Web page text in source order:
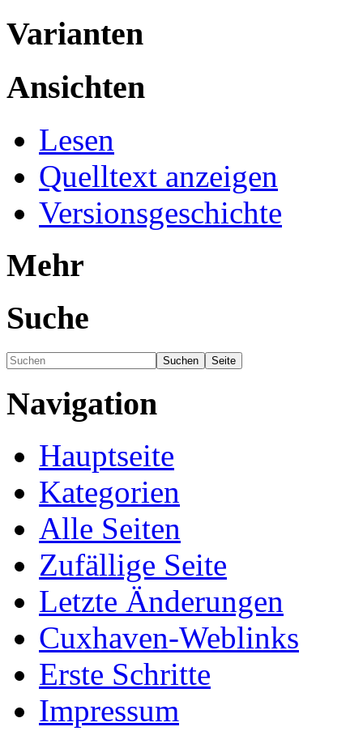
Varianten
Ansichten
Lesen
Quelltext anzeigen
Versionsgeschichte
Mehr
Suche
Navigation
Hauptseite
Kategorien
Alle Seiten
Zufällige Seite
Letzte Änderungen
Cuxhaven-Weblinks
Erste Schritte
Impressum